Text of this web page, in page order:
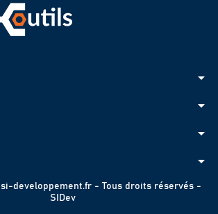
arrow_drop_down
arrow_drop_down
arrow_drop_down
arrow_drop_down
si-developpement.fr - Tous droits réservés -
SIDev